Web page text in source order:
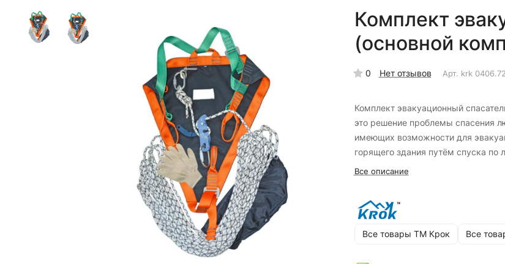
Комплект
(основной
0 Нет отзывов Арт. krk 0406.72
Комплект эвакуационный
это решение проблемы спасения
имеющих возможности для
горящего здания путём спуска по
клеткам или посредством лифтов.
Все описание
Все товары ТМ Крок Все